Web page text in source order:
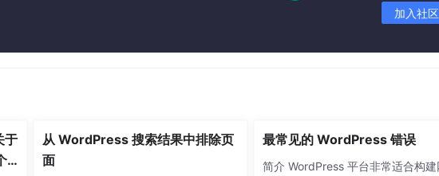
加入社区
于
从 WordPress 搜索结果中排除页
面
最常见的 WordPress 错误
简介 WordPress 平台非常适合构建